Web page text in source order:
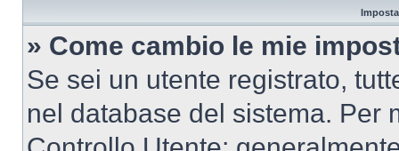
» Come cambio le mie
Se sei un utente registrato,
nel database del sistema. Per